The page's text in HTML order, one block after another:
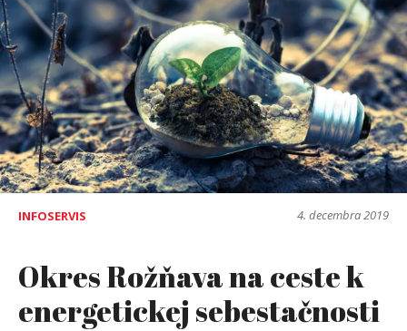
INFOSERVIS 4. decembra 2019
Okres Rožňava na ceste k
energetickej sebestačnosti